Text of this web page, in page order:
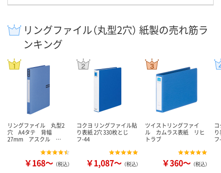
リングファイル（丸型2穴） 紙製の売れ筋ラ
ンキング
リングファイル 丸型2
穴 A4タテ 背幅
27mm アスクル …
￥168～ （税込）
コクヨ リングファイル貼
り表紙 2穴 330枚とじ
フ-44
￥1,087～ （税込）
ツイストリングファイ
ル カムラス表紙 リヒ
トラブ
￥360～ （税込）